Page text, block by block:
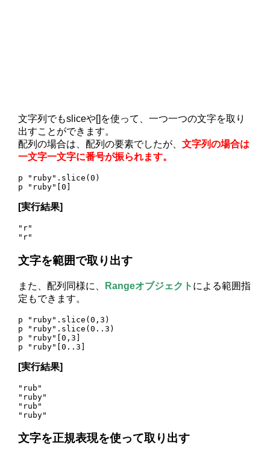
文字列でもsliceや[]を使って、一つ一つの文字を取り
出すことができます。
配列の場合は、配列の要素でしたが、文字列の場合は
一文字一文字に番号が振られます。
p "ruby".slice(0)
[実行結果]
"r"
文字を範囲で取り出す
また、配列同様に、 Rangeオブジェクト による範囲指
定もできます。
p "ruby".slice(0,3)
p "ruby".slice(0..3)
p "ruby"[0,3]
[実行結果]
"rub"
"ruby"
"rub"
文字を正規表現を使って取り出す